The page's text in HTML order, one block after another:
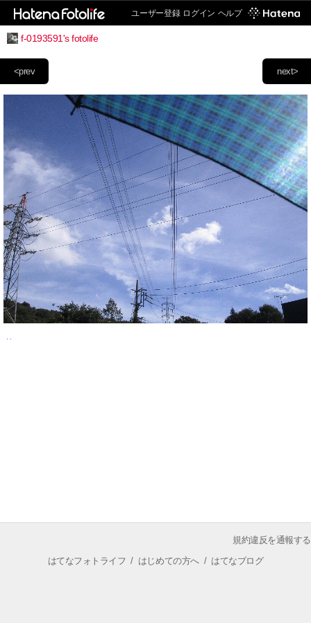
ユーザー登録 ログイン ヘルプ
f-0193591's fotolife
next>
<prev
規約違反を通報する
はてなフォトライフ / はじめての方へ/ はてなブログ